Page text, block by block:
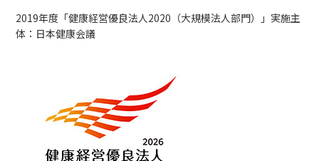
2019年度「健康経営優良法人2020（大規模法人部門）」実施主
体：日本健康会議